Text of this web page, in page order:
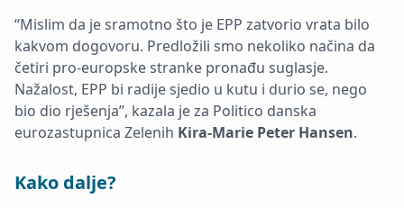
“Mislim da je sramotno što je EPP zatvorio vrata bilo
kakvom dogovoru. Predložili smo nekoliko načina da
četiri pro-europske stranke pronađu suglasje.
Nažalost, EPP bi radije sjedio u kutu i durio se, nego
bio dio rješenja”, kazala je za Politico danska
eurozastupnica Zelenih Kira-Marie Peter Hansen.
Kako dalje?